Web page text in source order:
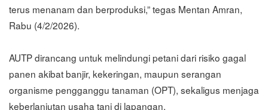
terus menanam dan berproduksi,” tegas Mentan Amran,
Rabu (4/2/2026).
AUTP dirancang untuk melindungi petani dari risiko gagal
panen akibat banjir, kekeringan, maupun serangan
organisme pengganggu tanaman (OPT), sekaligus menjaga
keberlanjutan usaha tani di lapangan.